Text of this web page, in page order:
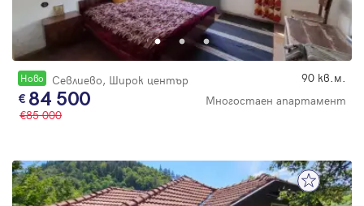
Новo Севлиево, Широк център 90 кв.м.
84 500
Многостаен апартамент
85 000